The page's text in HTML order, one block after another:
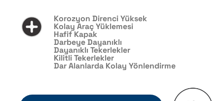
Korozyon Direnci Yüksek
Kolay Araç Yüklemesi
Hafif Kapak
Darbeye Dayanıklı
Dayanıklı Tekerlekler
Kilitli Tekerlekler
Dar Alanlarda Kolay Yönlendirme